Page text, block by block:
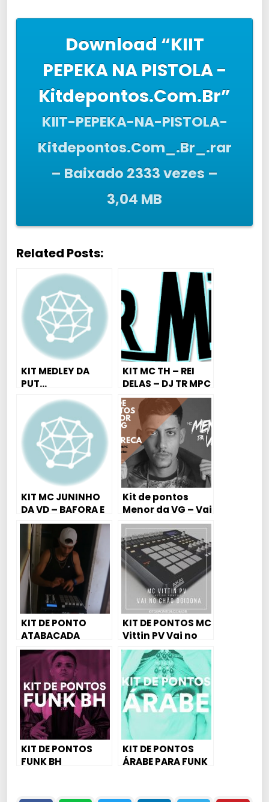
Download “KIIT
PEPEKA NA PISTOLA -
Kitdepontos.Com.Br”
KIIT-PEPEKA-NA-PISTOLA-
Kitdepontos.Com_.Br_.rar
– Baixado 2333 vezes –
3,04 MB
Related Posts:
KIT MEDLEY DA
PUT…
KIT MC TH – REI
DELAS – DJ TR MPC
KIT MC JUNINHO
DA VD – BAFORA E
MAMA ( DJ
THOMAS DF )
Kit de pontos
Menor da VG – Vai
perereca [Dj
Ewerton MPC]
KIT DE PONTO
ATABACADA
MACUMBA 150-
BPM DJ NATHANIEL
KIT DE PONTOS MC
Vittin PV Vai no
Chão Doidona
KIT DE PONTOS
FUNK BH
KIT DE PONTOS
ÁRABE PARA FUNK
AGRESSIVO